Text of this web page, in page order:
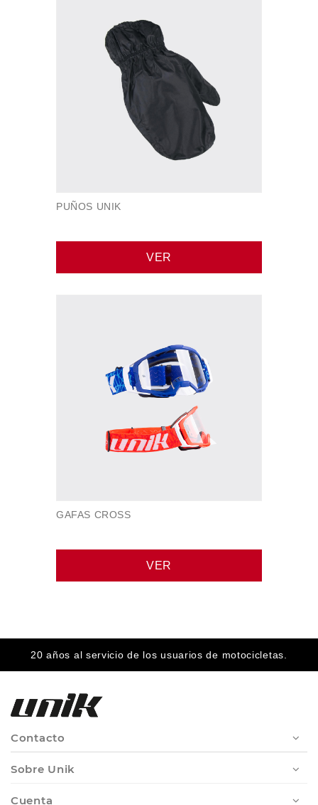
PUÑOS UNIK
VER
GAFAS CROSS
VER
20 años al servicio de los usuarios de motocicletas.
Contacto
Sobre Unik
Cuenta